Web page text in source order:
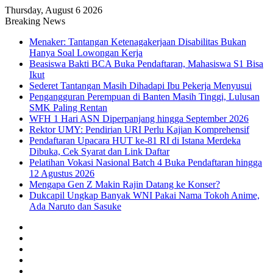
Thursday, August 6 2026
Breaking News
Menaker: Tantangan Ketenagakerjaan Disabilitas Bukan
Hanya Soal Lowongan Kerja
Beasiswa Bakti BCA Buka Pendaftaran, Mahasiswa S1 Bisa
Ikut
Sederet Tantangan Masih Dihadapi Ibu Pekerja Menyusui
Pengangguran Perempuan di Banten Masih Tinggi, Lulusan
SMK Paling Rentan
WFH 1 Hari ASN Diperpanjang hingga September 2026
Rektor UMY: Pendirian URI Perlu Kajian Komprehensif
Pendaftaran Upacara HUT ke-81 RI di Istana Merdeka
Dibuka, Cek Syarat dan Link Daftar
Pelatihan Vokasi Nasional Batch 4 Buka Pendaftaran hingga
12 Agustus 2026
Mengapa Gen Z Makin Rajin Datang ke Konser?
Dukcapil Ungkap Banyak WNI Pakai Nama Tokoh Anime,
Ada Naruto dan Sasuke